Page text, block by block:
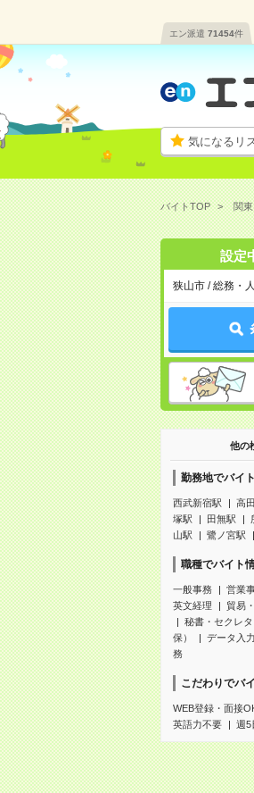
エン派遣 71454件
気になるリ
バイトTOP 関東
設定
狭山市 / 総務・
他の
勤務地でバイ
西武新宿駅 高
塚駅
田無駅
山駅
鷺ノ宮駅
職種でバイト
一般事務 営業
英文経理
貿易
秘書・セクレ
保）
データ入
務
こだわりでバ
WEB登録・面接
英語力不要
週5